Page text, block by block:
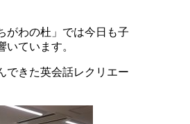
がわの杜」では今日も子
ています。
できた英会話レクリエー